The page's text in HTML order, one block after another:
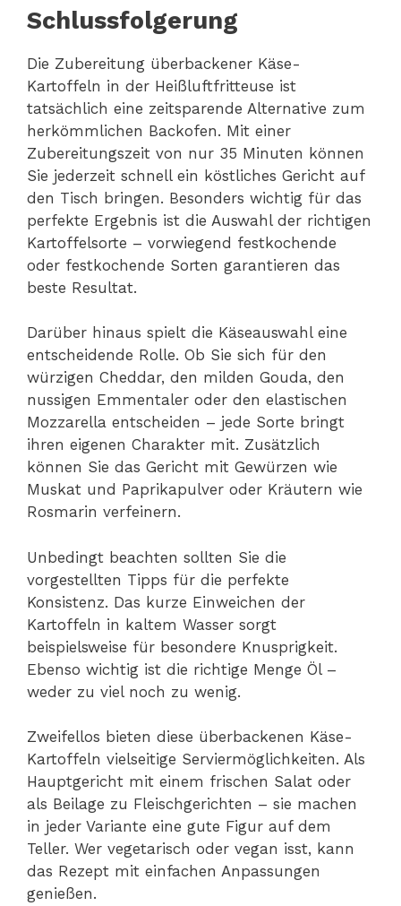
Schlussfolgerung
Die Zubereitung überbackener Käse-
Kartoffeln in der Heißluftfritteuse ist
tatsächlich eine zeitsparende Alternative zum
herkömmlichen Backofen. Mit einer
Zubereitungszeit von nur 35 Minuten können
Sie jederzeit schnell ein köstliches Gericht auf
den Tisch bringen. Besonders wichtig für das
perfekte Ergebnis ist die Auswahl der richtigen
Kartoffelsorte – vorwiegend festkochende
oder festkochende Sorten garantieren das
beste Resultat.
Darüber hinaus spielt die Käseauswahl eine
entscheidende Rolle. Ob Sie sich für den
würzigen Cheddar, den milden Gouda, den
nussigen Emmentaler oder den elastischen
Mozzarella entscheiden – jede Sorte bringt
ihren eigenen Charakter mit. Zusätzlich
können Sie das Gericht mit Gewürzen wie
Muskat und Paprikapulver oder Kräutern wie
Rosmarin verfeinern.
Unbedingt beachten sollten Sie die
vorgestellten Tipps für die perfekte
Konsistenz. Das kurze Einweichen der
Kartoffeln in kaltem Wasser sorgt
beispielsweise für besondere Knusprigkeit.
Ebenso wichtig ist die richtige Menge Öl –
weder zu viel noch zu wenig.
Zweifellos bieten diese überbackenen Käse-
Kartoffeln vielseitige Serviermöglichkeiten. Als
Hauptgericht mit einem frischen Salat oder
als Beilage zu Fleischgerichten – sie machen
in jeder Variante eine gute Figur auf dem
Teller. Wer vegetarisch oder vegan isst, kann
das Rezept mit einfachen Anpassungen
genießen.